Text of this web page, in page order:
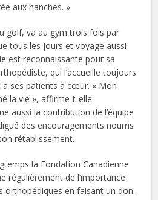
aux hanches. »
golf, va au gym trois fois par
tous les jours et voyage aussi
est reconnaissante pour sa
qui l’accueille toujours
a ses patients à cœur. « Mon
la vie », affirme-t-elle
aussi la contribution de l’équipe
des encouragements nourris
rétablissement.
la Fondation Canadienne
régulièrement de l’importance
orthopédiques en faisant un don.